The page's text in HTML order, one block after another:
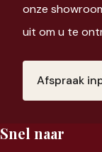
onze
uit om u te
Afspraak
Snel naar